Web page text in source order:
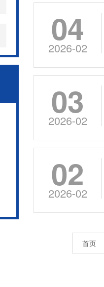
04
2026-02
03
2026-02
02
2026-02
首页